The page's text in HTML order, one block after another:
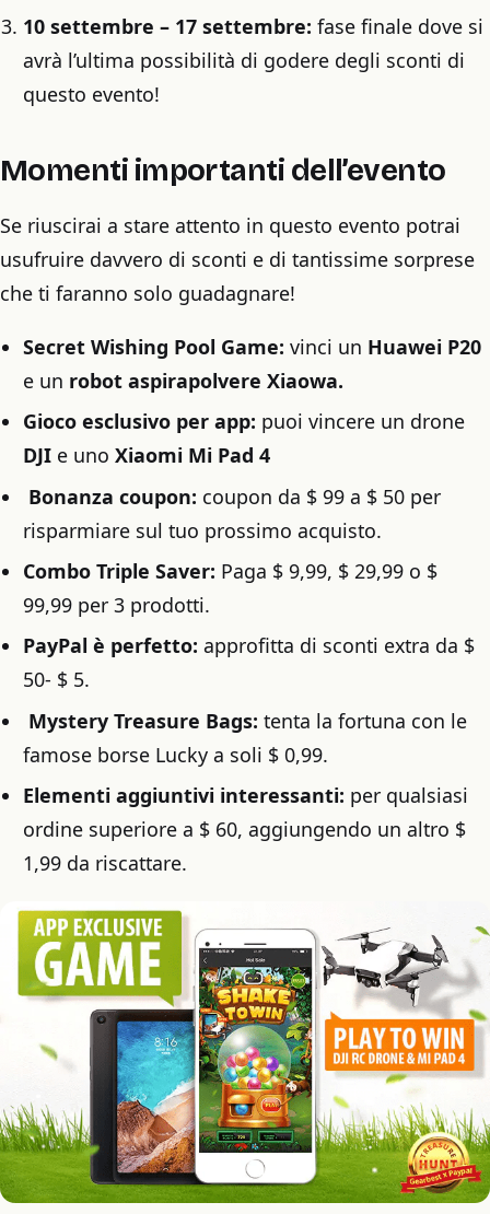
10 settembre – 17 settembre: fase finale dove si
avrà l’ultima possibilità di godere degli sconti di
questo evento!
Momenti importanti dell’evento
Se riuscirai a stare attento in questo evento potrai
usufruire davvero di sconti e di tantissime sorprese
che ti faranno solo guadagnare!
Secret Wishing Pool Game: vinci un Huawei P20
e un robot aspirapolvere Xiaowa.
Gioco esclusivo per app: puoi vincere un drone
DJI e uno Xiaomi Mi Pad 4
Bonanza coupon: coupon da $ 99 a $ 50 per
risparmiare sul tuo prossimo acquisto.
Combo Triple Saver: Paga $ 9,99, $ 29,99 o $
99,99 per 3 prodotti.
PayPal è perfetto: approfitta di sconti extra da $
50- $ 5.
Mystery Treasure Bags: tenta la fortuna con le
famose borse Lucky a soli $ 0,99.
Elementi aggiuntivi interessanti: per qualsiasi
ordine superiore a $ 60, aggiungendo un altro $
1,99 da riscattare.